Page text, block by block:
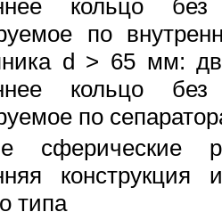
кольцо
по
d > 65 мм:
кольцо
по
сферические
типа